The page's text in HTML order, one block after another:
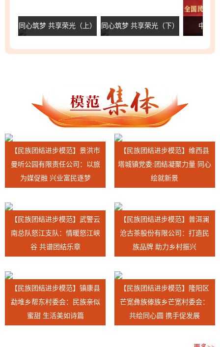
同心筑梦 共享荣光（上） 同心筑梦 共享荣光（下） 中华
【民族团结进步模范】景洪市
曼听公园有限责任公司：以旅
为媒促融 兴业富民逐梦
【民族团结进步模范】维西县
塔城镇党委:团结凝聚力量 同心
绘就新景
【民族团结进步模范】武警云
南总队怒江支队：情暖怒江峡
谷 共谱团结乐章
【民族团结进步模范】普洱澜
沧古茶股份有限公司：打造民
族品牌 助力乡村振兴
【民族团结进步模范】镇康县
勐堆乡帮东村委会：民族亲似
蜜甜 生活美如诗篇
【民族团结进步模范】隆阳区
芒宽彝族傣族乡芒宽村委会：
共绘同心圆 携手促发展